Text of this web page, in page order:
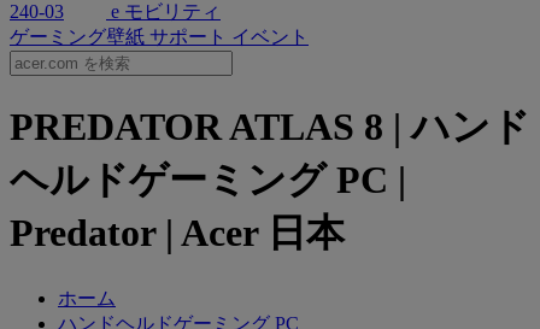
e モビリティ
ゲーミング壁紙 サポート イベント
PREDATOR ATLAS 8 | ハンド
ヘルドゲーミング PC |
Predator | Acer 日本
ホーム
ハンドヘルドゲーミング PC